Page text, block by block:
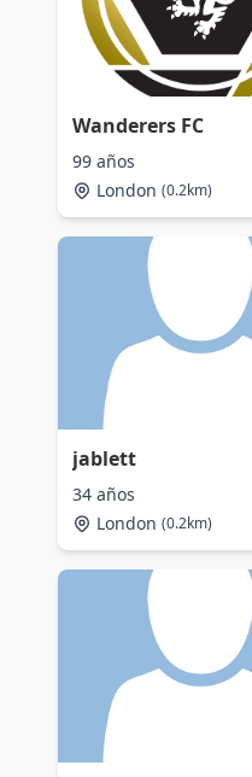
Wanderers FC
99 años
London (0.2km)
jablett
34 años
London (0.2km)